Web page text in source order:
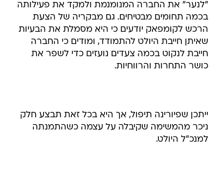
"לנער" את החברה המנומנמת ולמקד את פעילותה
בכמה תחומים מבטיחים. גם מבקריה של הצעת
הרכש לקומפאק יודעים כי היא מסמלת את הבעיות
שאיתן חייבת היולט להתמודד, ומודים כי החברה
חייבת לנקוט בכמה צעדים נועזים כדי לשפר את
כושר התחרות והרווחיות.
ייתכן שפיורינה תיפול, אך היא בכל זאת תבצע חלק
ניכר מהמשימה שקיבלה על עצמה כשהתמנתה
למנכ"ל היולט.